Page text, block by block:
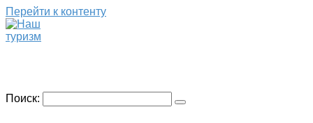
Перейти к контенту
Поиск: